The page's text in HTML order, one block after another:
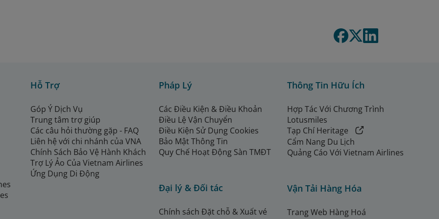
Hỗ Trợ
Góp Ý Dịch Vụ
Trung tâm trợ giúp
Các câu hỏi thường gặp - FAQ
Liên hệ với chi nhánh của VNA
Chính Sách Bảo Vệ Hành Khách
Trợ Lý Ảo Của Vietnam Airlines
Ứng Dụng Di Động
Pháp Lý
Các Điều Kiện & Điều Khoản
Điều Lệ Vận Chuyển
Điều Kiện Sử Dụng Cookies
Bảo Mật Thông Tin
Quy Chế Hoạt Động Sàn TMĐT
Đại lý & Đối tác
Chính sách Đặt chỗ & Xuất vé
Thông Tin Hữu Ích
Hợp Tác Với Chương Trình
Lotusmiles
Tạp Chí Heritage
Cẩm Nang Du Lịch
Quảng Cáo Với Vietnam Airlines
Vận Tải Hàng Hóa
Trang Web Hàng Hoá